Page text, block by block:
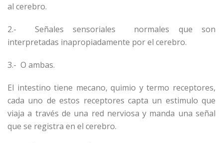
al cerebro.
2.- Señales sensoriales normales que son
interpretadas inapropiadamente por el cerebro.
3.- O ambas.
El intestino tiene mecano, quimio y termo receptores,
cada uno de estos receptores capta un estimulo que
viaja a través de una red nerviosa y manda una señal
que se registra en el cerebro.